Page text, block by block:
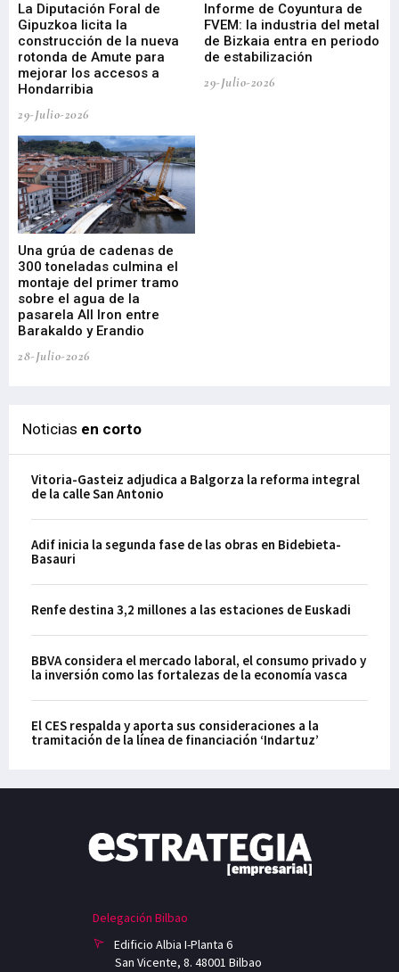
La Diputación Foral de
Gipuzkoa licita la
construcción de la nueva
rotonda de Amute para
mejorar los accesos a
Hondarribia
29-Julio-2026
Informe de Coyuntura de
FVEM: la industria del metal
de Bizkaia entra en periodo
de estabilización
29-Julio-2026
Una grúa de cadenas de
300 toneladas culmina el
montaje del primer tramo
sobre el agua de la
pasarela All Iron entre
Barakaldo y Erandio
28-Julio-2026
Noticias en corto
Vitoria-Gasteiz adjudica a Balgorza la reforma integral
de la calle San Antonio
Adif inicia la segunda fase de las obras en Bidebieta-
Basauri
Renfe destina 3,2 millones a las estaciones de Euskadi
BBVA considera el mercado laboral, el consumo privado y
la inversión como las fortalezas de la economía vasca
El CES respalda y aporta sus consideraciones a la
tramitación de la línea de financiación ‘Indartuz’
Delegación Bilbao
Edificio Albia I-Planta 6
San Vicente, 8. 48001 Bilbao